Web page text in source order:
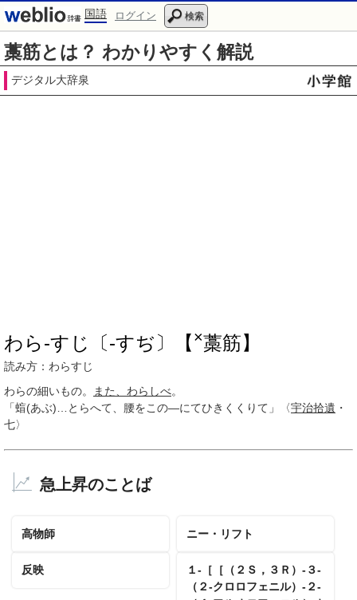
国語 ログイン 検索
藁筋とは？ わかりやすく解説
デジタル大辞泉
わら‐すじ〔‐すぢ〕【 ×藁筋】
読み方：わらすじ
わらの細いもの。
また、 わらしべ。
「䗈(あぶ)…とらへて、腰をこの―にてひきくくりて」〈宇治拾遺 ・
七〉
急上昇のことば
高物師 ニー・リフト
反映
１‐［［（２Ｓ，３Ｒ）‐３‐
（２‐クロロフェニル）‐２‐